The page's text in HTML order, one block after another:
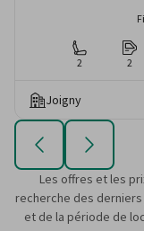
2 2
Joigny
Les offres et les
recherche des
et de la période de